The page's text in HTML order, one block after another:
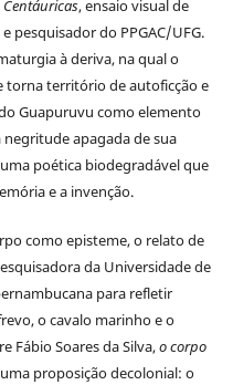
, ensaio visual de
pesquisador do PPGAC/UFG.
à deriva, na qual o
território de autoficção e
Guapuruvu como elemento
apagada de sua
poética biodegradável que
e a invenção.
como episteme, o relato de
da Universidade de
para refletir
o cavalo marinho e o
Fábio Soares da Silva,o corpo
proposição decolonial: o